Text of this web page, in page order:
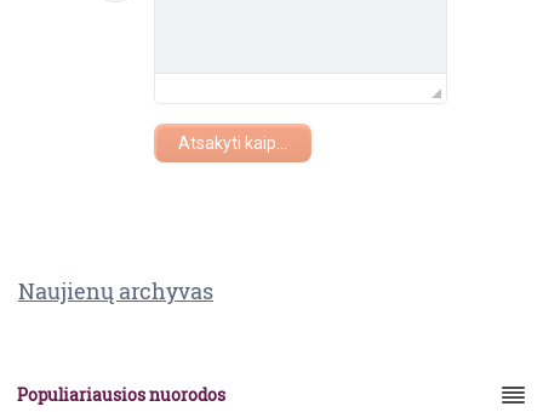
Atsakyti kaip...
Naujienų archyvas
Populiariausios nuorodos